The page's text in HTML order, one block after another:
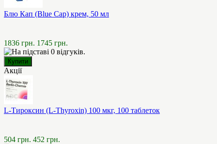
Блю Кап (Blue Cap) крем, 50 мл
1836 грн. 1745 грн.
Акції
L-Тироксин (L-Thyroxin) 100 мкг, 100 таблеток
504 грн. 452 грн.